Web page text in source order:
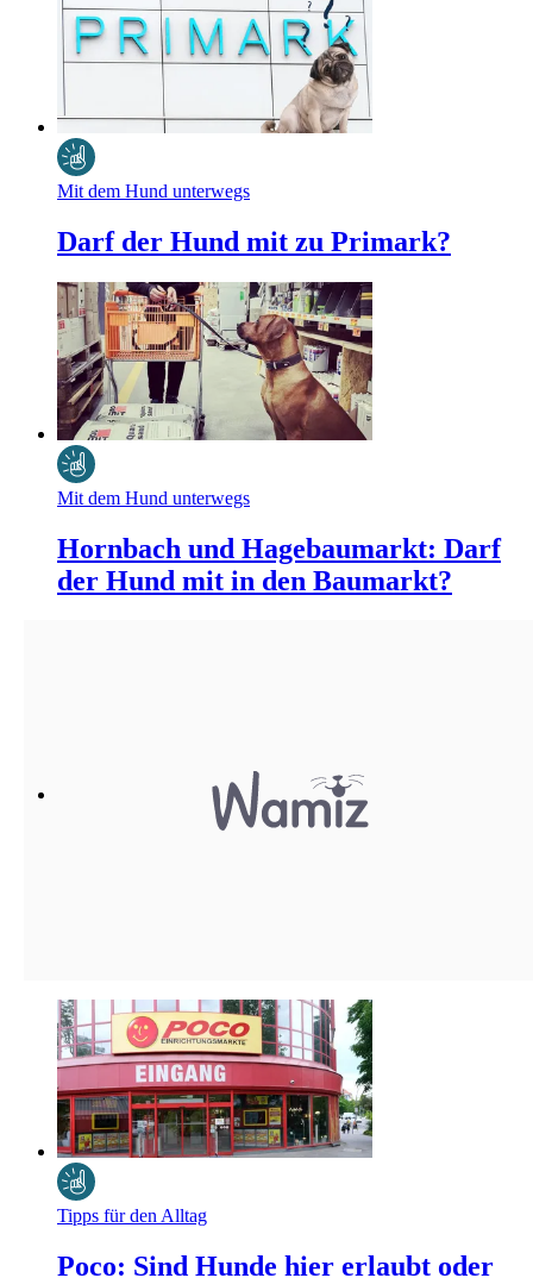
Mit dem Hund unterwegs
Darf der Hund mit zu Primark?
Mit dem Hund unterwegs
Hornbach und Hagebaumarkt: Darf
der Hund mit in den Baumarkt?
Tipps für den Alltag
Poco: Sind Hunde hier erlaubt oder